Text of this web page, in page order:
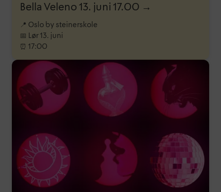
Bella Veleno 13. juni 17.00 →
📍 Oslo by steinerskole
📅 Lør 13. juni
⏰ 17:00